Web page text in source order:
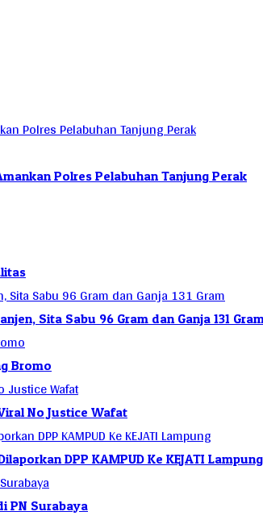
Polres Pelabuhan Tanjung Perak
Sita Sabu 96 Gram dan Ganja 131
Bromo
No Justice Wafat
DPP KAMPUD Ke KEJATI Lampung
PN Surabaya